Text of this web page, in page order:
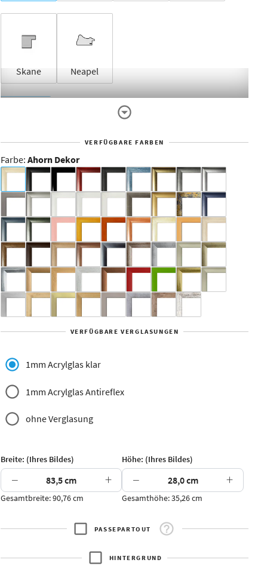
Skane Neapel
Dakota -
Rahmenloser
Aluminium
Yukon Alaska
Jersey Dauphine
Arran Luzern Andros Attika
VERFÜGBARE FARBEN
Farbe: Ahorn Dekor
VERFÜGBARE VERGLASUNGEN
1mm Acrylglas klar
1mm Acrylglas Antireflex
ohne Verglasung
Breite: (Ihres Bildes)
− +
Gesamtbreite: 90,76 cm
Höhe: (Ihres Bildes)
− +
Gesamthöhe: 35,26 cm
PASSEPARTOUT
HINTERGRUND